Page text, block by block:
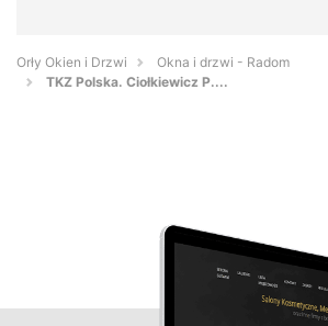
Orły Okien i Drzwi
Okna i drzwi - Radom
TKZ Polska. Ciołkiewicz P....